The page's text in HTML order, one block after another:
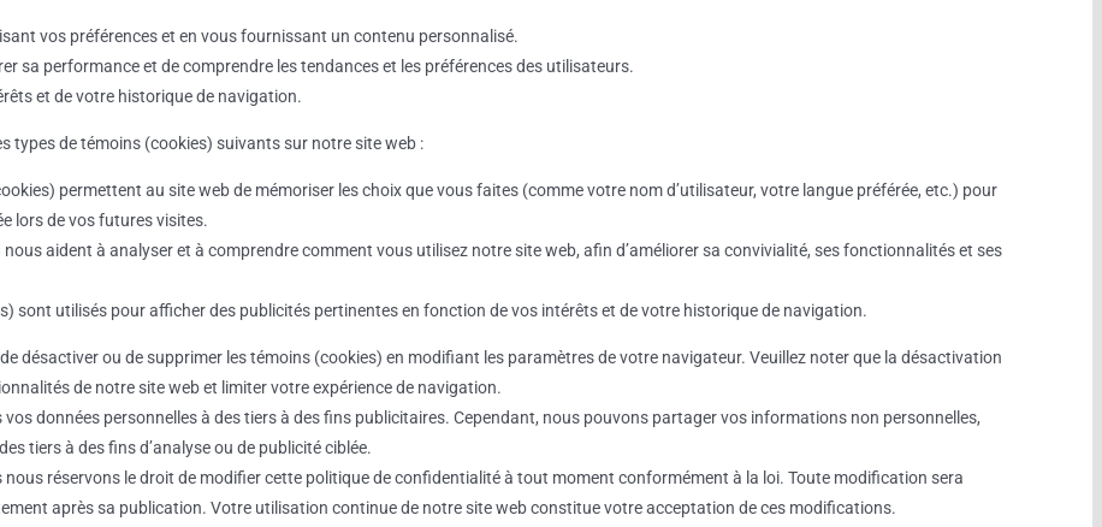
vos préférences et en vous fournissant un contenu personnalisé.
sa performance et de comprendre les tendances et les préférences des utilisateurs.
et de votre historique de navigation.
types de témoins (cookies) suivants sur notre site web :
permettent au site web de mémoriser les choix que vous faites (comme votre nom d’utilisateur, votre langue préférée, etc.) pour
lors de vos futures visites.
aident à analyser et à comprendre comment vous utilisez notre site web, afin d’améliorer sa convivialité, ses fonctionnalités et ses
sont utilisés pour afficher des publicités pertinentes en fonction de vos intérêts et de votre historique de navigation.
désactiver ou de supprimer les témoins (cookies) en modifiant les paramètres de votre navigateur. Veuillez noter que la désactivation
de notre site web et limiter votre expérience de navigation.
données personnelles à des tiers à des fins publicitaires. Cependant, nous pouvons partager vos informations non personnelles,
tiers à des fins d’analyse ou de publicité ciblée.
réservons le droit de modifier cette politique de confidentialité à tout moment conformément à la loi. Toute modification sera
après sa publication. Votre utilisation continue de notre site web constitue votre acceptation de ces modifications.